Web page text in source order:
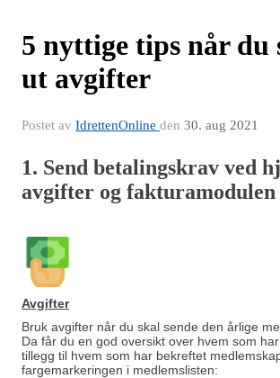
5 nyttige tips når du
ut avgifter
Postet av IdrettenOnline den 30. aug 2021
1. Send betalingskrav ved
avgifter og fakturamodulen
Avgifter
Bruk avgifter når du skal sende den årlige
Da får du en god oversikt over hvem som
tillegg til hvem som har bekreftet
fargemarkeringen i medlemslisten: